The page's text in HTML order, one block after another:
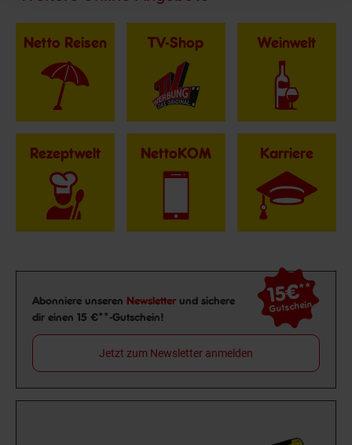
Netto Reisen TV-Shop Weinwelt
Rezeptwelt NettoKOM Karriere
Newsletter Anmeldung
Abonniere unseren Newsletter und sichere
dir einen 15 €**-Gutschein!
15€**
Gutschein
Jetzt zum Newsletter anmelden